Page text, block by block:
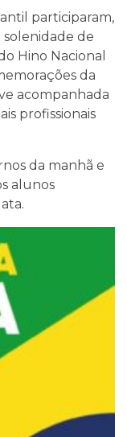
participaram,
de
Hino Nacional
da
acompanhada
profissionais
da manhã e
alunos